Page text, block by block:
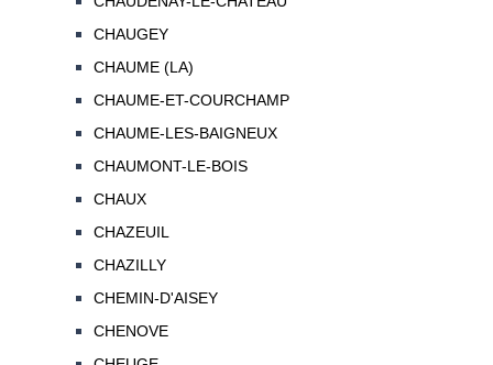
CHAUGEY
CHAUME (LA)
CHAUME-ET-COURCHAMP
CHAUME-LES-BAIGNEUX
CHAUMONT-LE-BOIS
CHAUX
CHAZEUIL
CHAZILLY
CHEMIN-D'AISEY
CHENOVE